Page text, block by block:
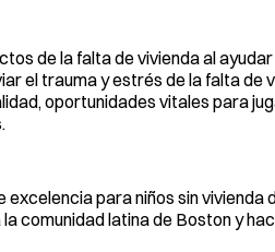
de la falta de vivienda al ayudar
el trauma y estrés de la falta de
oportunidades vitales para
para niños sin vivienda
comunidad latina de Boston y